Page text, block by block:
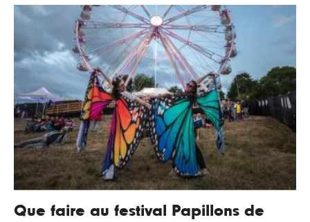
Que faire au festival Papillons de